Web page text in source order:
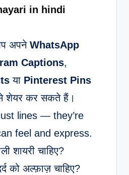
in hindi
अपने WhatsApp
Captions,
या Pinterest Pins
शेयर कर सकते हैं।
lines — they’re
feel and express.
शायरी चाहिए?
को अल्फ़ाज़ चाहिए?